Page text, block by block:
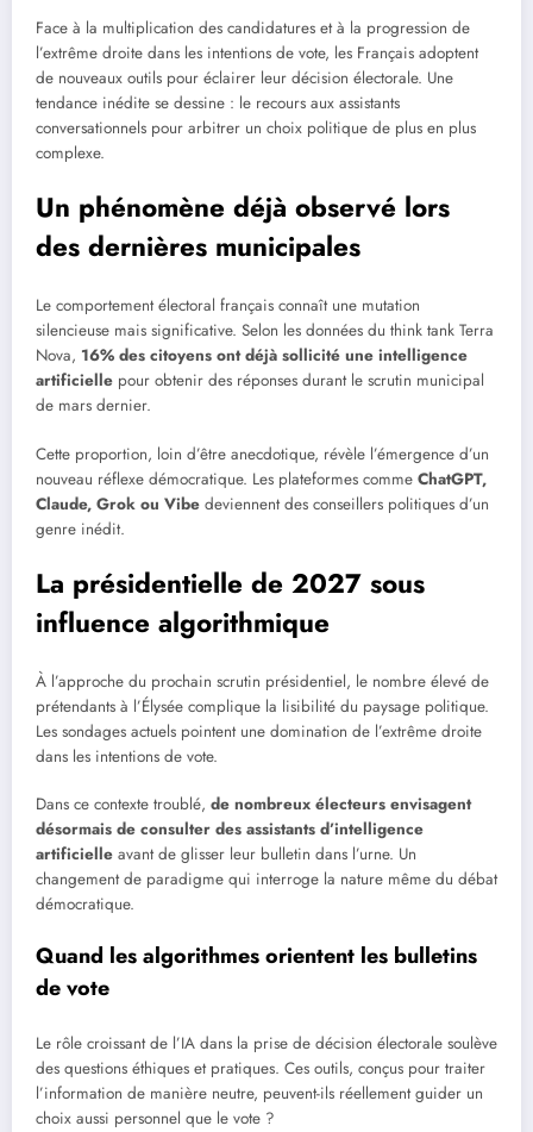
Face à la multiplication des candidatures et à la progression de
l’extrême droite dans les intentions de vote, les Français adoptent
de nouveaux outils pour éclairer leur décision électorale. Une
tendance inédite se dessine : le recours aux assistants
conversationnels pour arbitrer un choix politique de plus en plus
complexe.
Un phénomène déjà observé lors
des dernières municipales
Le comportement électoral français connaît une mutation
silencieuse mais significative. Selon les données du think tank Terra
Nova, 16% des citoyens ont déjà sollicité une intelligence
artificielle pour obtenir des réponses durant le scrutin municipal
de mars dernier.
Cette proportion, loin d’être anecdotique, révèle l’émergence d’un
nouveau réflexe démocratique. Les plateformes comme ChatGPT,
Claude, Grok ou Vibe deviennent des conseillers politiques d’un
genre inédit.
La présidentielle de 2027 sous
influence algorithmique
À l’approche du prochain scrutin présidentiel, le nombre élevé de
prétendants à l’Élysée complique la lisibilité du paysage politique.
Les sondages actuels pointent une domination de l’extrême droite
dans les intentions de vote.
Dans ce contexte troublé, de nombreux électeurs envisagent
désormais de consulter des assistants d’intelligence
artificielle avant de glisser leur bulletin dans l’urne. Un
changement de paradigme qui interroge la nature même du débat
démocratique.
Quand les algorithmes orientent les bulletins
de vote
Le rôle croissant de l’IA dans la prise de décision électorale soulève
des questions éthiques et pratiques. Ces outils, conçus pour traiter
l’information de manière neutre, peuvent-ils réellement guider un
choix aussi personnel que le vote ?